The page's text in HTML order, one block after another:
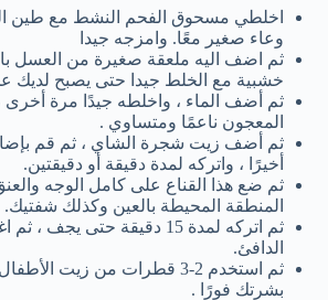
اخلطي مسحوق الفحم النشط مع طين
وعاء صغير معًا. وامزجه جيدا
ثم اضف اليه ملعقة صغيرة من العسل
خشبية مع الخلط جيدا حتى يصبح لديك
ثم أضف الماء ، واخلطه جيدًا مرة
المعجون ناعمًا ومتساوي .
ثم أضف زيت شجرة الشاي ، ثم قم
أخيرًا ، واتركه لمدة دقيقة أو دقيقتين.
ثم ضع هذا القناع على كامل الوجه
المنطقة المحيطة بالعين وكذلك شفتيك.
ثم اتركه لمدة 15 دقيقة حتى يجف
الدافئ.
ثم استخدم 2-3 قطرات من زيت
بشرتك فورًا .